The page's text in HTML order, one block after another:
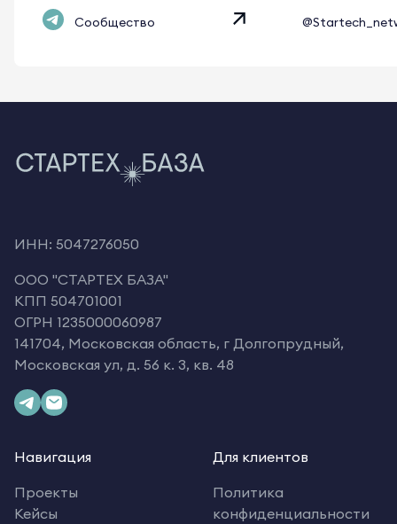
Сообщество
ИНН: 5047276050
OOO "СТАРТЕХ БАЗА"
КПП 504701001
ОГРН 1235000060987
141704, Московская область, г Долгопрудный,
Московская ул, д. 56 к. 3, кв. 48
Навигация
Проекты
Кейсы
Для клиентов
Политика
конфиденциальности